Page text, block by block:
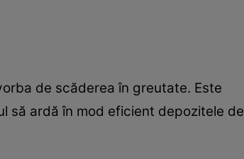
de scăderea în greutate. Este
să ardă în mod eficient depozitele de